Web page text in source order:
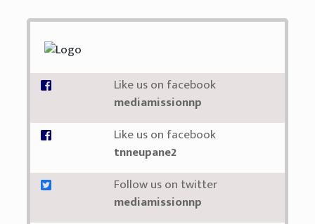
Like us on facebook
mediamissionnp
Like us on facebook
tnneupane2
Follow us on twitter
mediamissionnp